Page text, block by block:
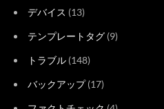
デバイス (13)
テンプレートタグ (9)
トラブル (148)
バックアップ(17)